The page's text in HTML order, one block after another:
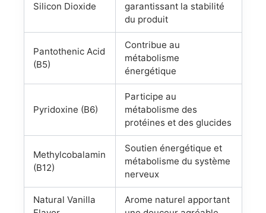
Silicon Dioxide
garantissant la stabilité
du produit
Pantothenic Acid
(B5)
Contribue au
métabolisme
énergétique
Pyridoxine (B6)
Participe au
métabolisme des
protéines et des glucides
Methylcobalamin
(B12)
Soutien énergétique et
métabolisme du système
nerveux
Natural Vanilla
Arome naturel apportant